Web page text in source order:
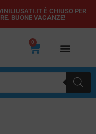
È CHIUSO PER
BUONE VACANZE!
0
Carrello